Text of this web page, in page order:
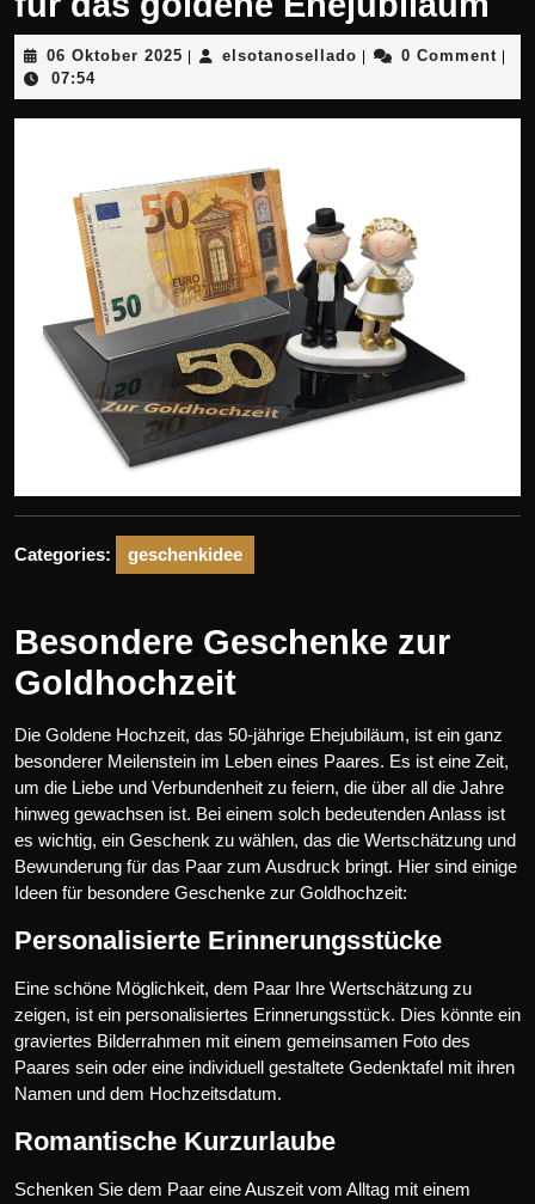
06 Oktober 2025 06
2025
| elsotanosellado elsotanosellado
| 0 Comment |
07:54
Categories: geschenkidee
Besondere Geschenke zur
Goldhochzeit
Die Goldene Hochzeit, das 50-jährige Ehejubiläum, ist ein ganz
besonderer Meilenstein im Leben eines Paares. Es ist eine Zeit,
um die Liebe und Verbundenheit zu feiern, die über all die Jahre
hinweg gewachsen ist. Bei einem solch bedeutenden Anlass ist
es wichtig, ein Geschenk zu wählen, das die Wertschätzung und
Bewunderung für das Paar zum Ausdruck bringt. Hier sind einige
Ideen für besondere Geschenke zur Goldhochzeit:
Personalisierte Erinnerungsstücke
Eine schöne Möglichkeit, dem Paar Ihre Wertschätzung zu
zeigen, ist ein personalisiertes Erinnerungsstück. Dies könnte ein
graviertes Bilderrahmen mit einem gemeinsamen Foto des
Paares sein oder eine individuell gestaltete Gedenktafel mit ihren
Namen und dem Hochzeitsdatum.
Romantische Kurzurlaube
Schenken Sie dem Paar eine Auszeit vom Alltag mit einem